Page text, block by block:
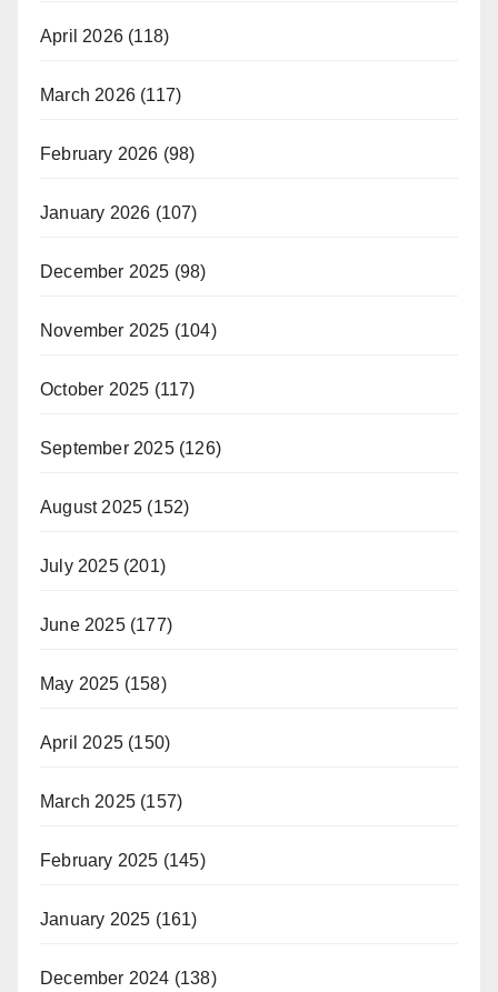
April 2026 (118)
March 2026 (117)
February 2026 (98)
January 2026 (107)
December 2025 (98)
November 2025 (104)
October 2025 (117)
September 2025(126)
August 2025 (152)
July 2025(201)
June 2025(177)
May 2025 (158)
April 2025 (150)
March 2025 (157)
February 2025 (145)
January 2025 (161)
December 2024 (138)